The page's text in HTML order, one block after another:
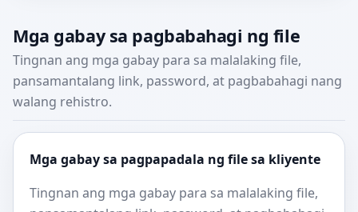
Mga gabay sa pagbabahagi ng file
Tingnan ang mga gabay para sa malalaking file,
pansamantalang link, password, at pagbabahagi nang
walang rehistro.
Mga gabay sa pagpapadala ng file sa kliyente
Tingnan ang mga gabay para sa malalaking file,